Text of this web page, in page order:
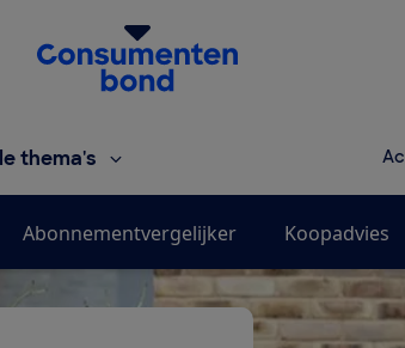
Homepage van de Consumentenbond
thema's
Abonnementvergelijker Koopadvies